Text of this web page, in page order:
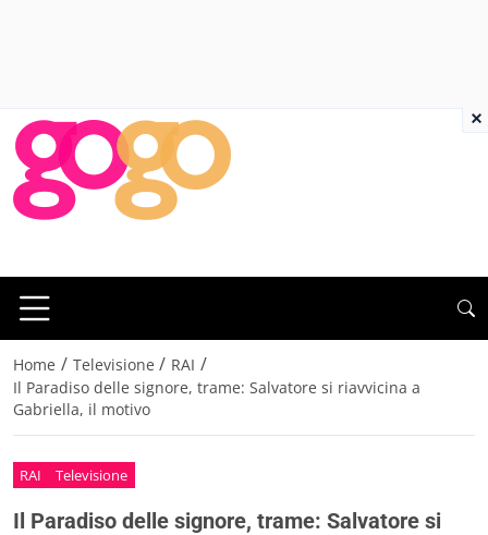
Home / Televisione / RAI /
Il Paradiso delle signore, trame: Salvatore si riavvicina a
Gabriella, il motivo
RAI Televisione
Il Paradiso delle signore, trame: Salvatore si
×